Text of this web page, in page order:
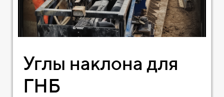
Углы наклона для
ГНБ